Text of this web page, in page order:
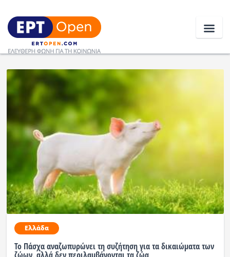
Ειδήσεις
Ελλάδα
Κοινωνία
Οικονομία
Αθλητικά
Ραδιόφωνο LIVE
Ελλάδα
Το Πάσχα αναζωπυρώνει τη συζήτηση για τα δικαιώματα των